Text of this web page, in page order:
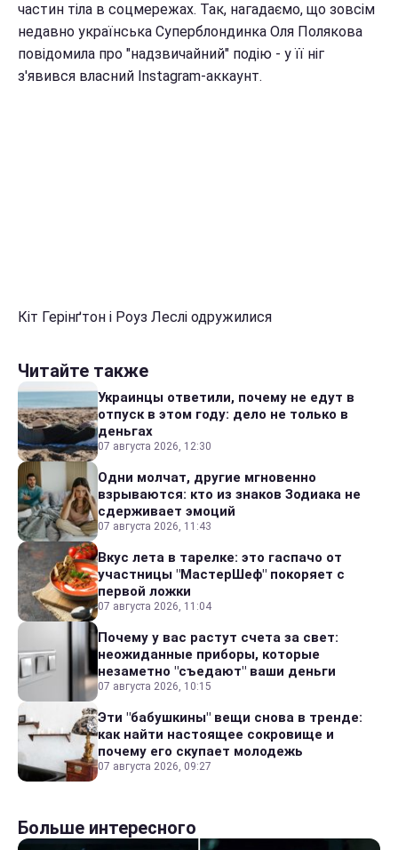
частин тіла в соцмережах. Так, нагадаємо, що зовсім
недавно українська Суперблондинка Оля Полякова
повідомила про "надзвичайний" подію - у її ніг
з'явився власний Instagram-аккаунт.
Кіт Герінґтон і Роуз Леслі одружилися
Читайте также
Украинцы ответили, почему не едут в
отпуск в этом году: дело не только в
деньгах
07 августа 2026, 12:30
Одни молчат, другие мгновенно
взрываются: кто из знаков Зодиака не
сдерживает эмоций
07 августа 2026, 11:43
Вкус лета в тарелке: это гаспачо от
участницы "МастерШеф" покоряет с
первой ложки
07 августа 2026, 11:04
Почему у вас растут счета за свет:
неожиданные приборы, которые
незаметно "съедают" ваши деньги
07 августа 2026, 10:15
Эти "бабушкины" вещи снова в тренде:
как найти настоящее сокровище и
почему его скупает молодежь
07 августа 2026, 09:27
Больше интересного